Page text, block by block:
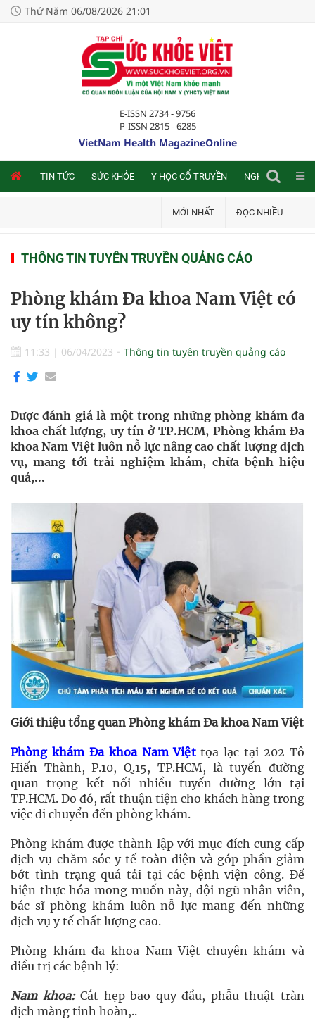
Thứ Năm 06/08/2026 21:01
E-ISSN 2734 - 9756
P-ISSN 2815 - 6285
VietNam Health MagazineOnline
TIN TỨC SỨC KHỎE Y HỌC CỔ TRUYỀN NGHIÊN CỨU
MỚI NHẤT ĐỌC NHIỀU
THÔNG TIN TUYÊN TRUYỀN QUẢNG CÁO
Phòng khám Đa khoa Nam Việt có
uy tín không?
11:33 | 06/04/2023 Thông tin tuyên truyền quảng cáo
Được đánh giá là một trong những phòng khám đa
khoa chất lượng, uy tín ở TP.HCM, Phòng khám Đa
khoa Nam Việt luôn nỗ lực nâng cao chất lượng dịch
vụ, mang tới trải nghiệm khám, chữa bệnh hiệu
quả,...
Giới thiệu tổng quan Phòng khám Đa khoa Nam Việt
Phòng khám Đa khoa Nam Việttọa lạc tại 202 Tô
Hiến Thành, P.10, Q.15, TP.HCM, là tuyến đường
quan trọng kết nối nhiều tuyến đường lớn tại
TP.HCM. Do đó, rất thuận tiện cho khách hàng trong
việc di chuyển đến phòng khám.
Phòng khám được thành lập với mục đích cung cấp
dịch vụ chăm sóc y tế toàn diện và góp phần giảm
bớt tình trạng quá tải tại các bệnh viện công. Để
hiện thực hóa mong muốn này, đội ngũ nhân viên,
bác sĩ phòng khám luôn nỗ lực mang đến những
dịch vụ y tế chất lượng cao.
Phòng khám đa khoa Nam Việt chuyên khám và
điều trị các bệnh lý:
Nam khoa:Cắt hẹp bao quy đầu, phẫu thuật tràn
dịch màng tinh hoàn,..